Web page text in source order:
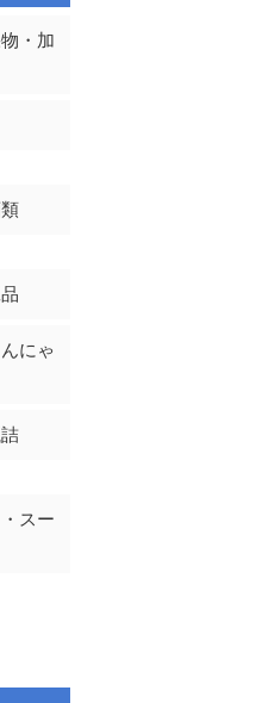
・加
にゃ
スー